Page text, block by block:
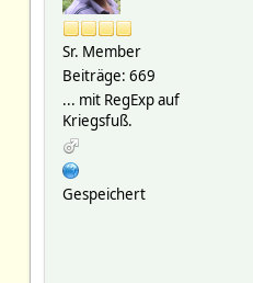
Sr. Member
Beiträge: 669
... mit RegExp auf
Kriegsfuß.
Gespeichert